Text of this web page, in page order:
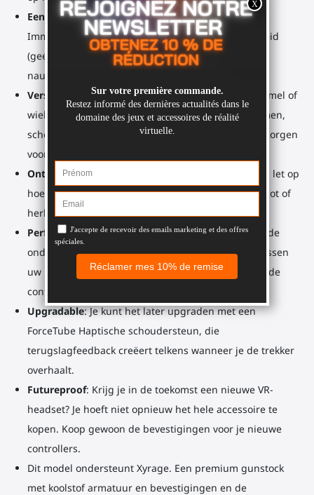
Een schouderriem zoals bij een echt geweer:
Immersiebonus, gewichtsverlichting, meer veiligheid
(geen gunstock drop) en extra contactpunten voor
nauwkeurig richten.
Verschillende contactpuntenGeen geschud, gefriemel of
wiebelende handen meer in VR. Handen, onderarmen,
schouders, wangen, romp. Al deze contactpunten zorgen
voor een stabiele ADS en perfecte precisie.
Ontwikkel je spiergeheugen
Elke keer dat je speelt, let op
hoeveel makkelijker het is om snel een perfecte schot of
herladen uit te voeren.
Perfecte tracking: De controllerbevestigingen aan de
onderkant zorgen voor een kristalhelder signaal tussen
uw Meta. Quest 3, Quest 3S, Quest Pro-headset en de
controllers.
Upgradable: Je kunt het later upgraden met een
ForceTube Haptische schoudersteun, die
terugslagfeedback creëert telkens wanneer je de trekker
overhaalt.
Futureproof: Krijg je in de toekomst een nieuwe VR-
headset? Je hoeft niet opnieuw het hele accessoire te
kopen. Koop gewoon de bevestigingen voor je nieuwe
controllers.
Dit model ondersteunt Xyrage. Een premium gunstock
met koolstof armatuur en bevestigingen en de